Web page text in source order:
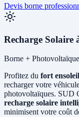
Devis borne
Recharge Solaire
Borne +
Profitez du fort
recharger votre
photovoltaïques. SUD
recharge solaire
minimisent votre coût